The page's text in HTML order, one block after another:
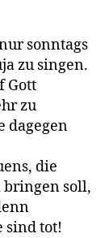
sonntags
zu singen.
Gott
zu
dagegen
die
soll,
sind tot!